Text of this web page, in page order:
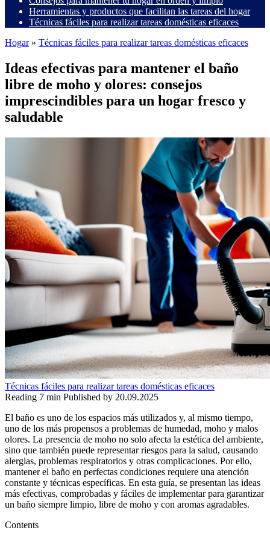
Herramientas y productos que facilitan las tareas del hogar
Técnicas fáciles para realizar tareas domésticas eficaces
Hogar» Técnicas fáciles para realizar tareas domésticas eficaces
Ideas efectivas para mantener el baño
libre de moho y olores: consejos
imprescindibles para un hogar fresco y
saludable
Técnicas fáciles para realizar tareas domésticas eficaces
Reading 7 min Published by 20.09.2025
El baño es uno de los espacios más utilizados y, al mismo tiempo,
uno de los más propensos a problemas de humedad, moho y malos
olores. La presencia de moho no solo afecta la estética del ambiente,
sino que también puede representar riesgos para la salud, causando
alergias, problemas respiratorios y otras complicaciones. Por ello,
mantener el baño en perfectas condiciones requiere una atención
constante y técnicas específicas. En esta guía, se presentan las ideas
más efectivas, comprobadas y fáciles de implementar para garantizar
un baño siempre limpio, libre de moho y con aromas agradables.
Contents